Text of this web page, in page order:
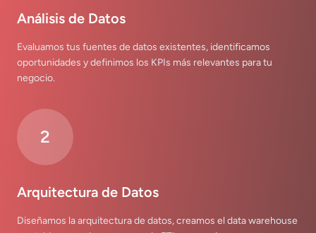
Análisis de Datos
Evaluamos tus fuentes de datos existentes, identificamos
oportunidades y definimos los KPIs más relevantes para tu
negocio.
2
Arquitectura de Datos
Diseñamos la arquitectura de datos, creamos el data warehouse